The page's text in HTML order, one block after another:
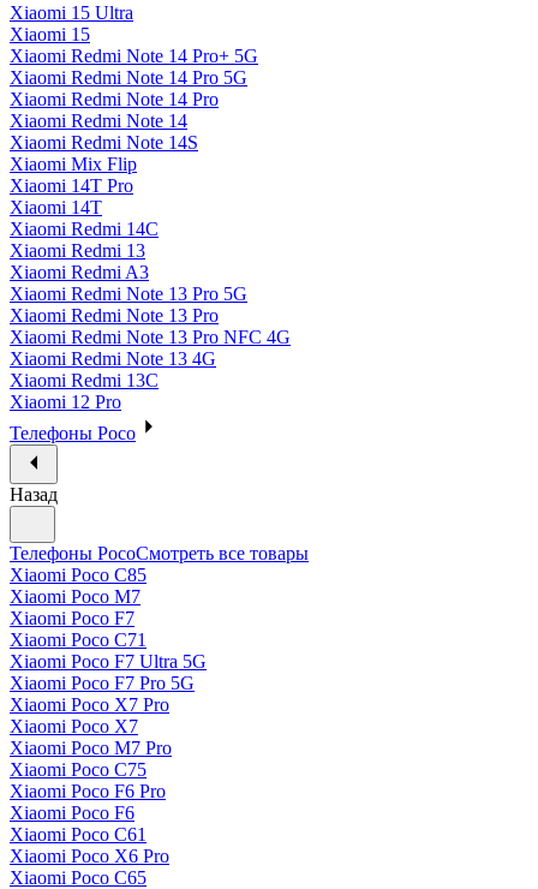
Xiaomi 15 Ultra
Xiaomi 15
Xiaomi Redmi Note 14 Pro+ 5G
Xiaomi Redmi Note 14 Pro 5G
Xiaomi Redmi Note 14 Pro
Xiaomi Redmi Note 14
Xiaomi Redmi Note 14S
Xiaomi Mix Flip
Xiaomi 14T Pro
Xiaomi 14T
Xiaomi Redmi 14C
Xiaomi Redmi 13
Xiaomi Redmi A3
Xiaomi Redmi Note 13 Pro 5G
Xiaomi Redmi Note 13 Pro
Xiaomi Redmi Note 13 Pro NFC 4G
Xiaomi Redmi Note 13 4G
Xiaomi Redmi 13C
Xiaomi 12 Pro
Телефоны Poco
Назад
Телефоны PocoСмотреть все товары
Xiaomi Poco C85
Xiaomi Poco M7
Xiaomi Poco F7
Xiaomi Poco C71
Xiaomi Poco F7 Ultra 5G
Xiaomi Poco F7 Pro 5G
Xiaomi Poco X7 Pro
Xiaomi Poco X7
Xiaomi Poco M7 Pro
Xiaomi Poco C75
Xiaomi Poco F6 Pro
Xiaomi Poco F6
Xiaomi Poco C61
Xiaomi Poco X6 Pro
Xiaomi Poco C65